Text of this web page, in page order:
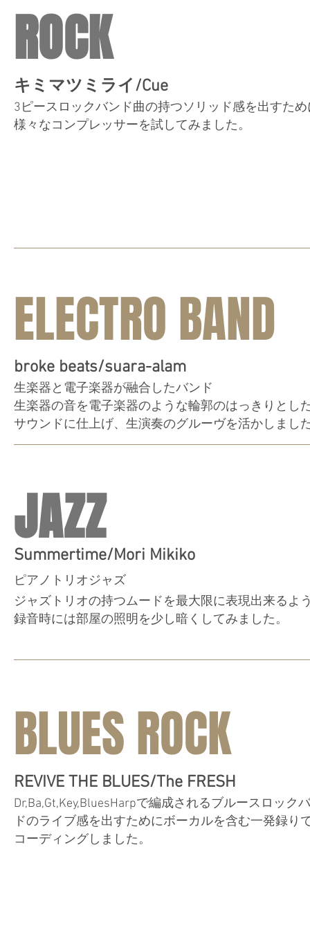
ROCK
キミマツミライ/Cue
3ピースロックバンド曲の持つソリッド感を出すため
様々なコンプレッサーを試してみました。
ELECTRO BAND
broke beats/suara-alam
生楽器と電子楽器が融合したバンド
生楽器の音を電子楽器のような輪郭のはっきりとし
サウンドに仕上げ、生演奏のグルーヴを活かしまし
JAZZ
Summertime/Mori Mikiko
ピアノトリオジャズ
ジャズトリオの持つムードを最大限に表現出来るよ
録音時には部屋の照明を少し暗くしてみました。
BLUES ROCK
REVIVE THE BLUES/The FRESH
Dr,Ba,Gt,Key,BluesHarpで編成されるブルースロック
ドのライブ感を出すためにボーカルを含む一発録り
コーディングしました。